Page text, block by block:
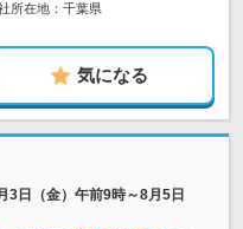
所在地：千葉県
気になる
3日（金）午前9時～8月5日